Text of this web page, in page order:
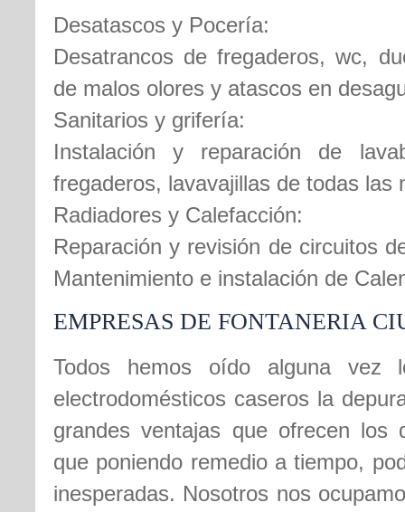
Desatascos y Pocería:
Desatrancos de fregaderos, wc,
de malos olores y atascos en
Sanitarios y grifería:
Instalación y reparación de
fregaderos, lavavajillas de todas las
Radiadores y Calefacción:
Reparación y revisión de circuitos
Mantenimiento e instalación de
EMPRESAS DE FONTANERIA
Todos hemos oído alguna vez
electrodomésticos caseros la
grandes ventajas que ofrecen los
que poniendo remedio a tiempo,
inesperadas. Nosotros nos